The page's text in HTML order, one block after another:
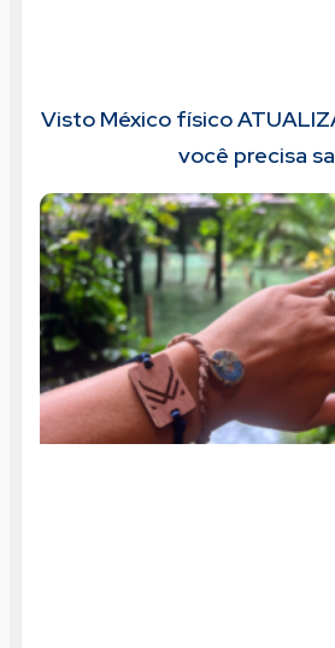
Visto México físico
você precisa